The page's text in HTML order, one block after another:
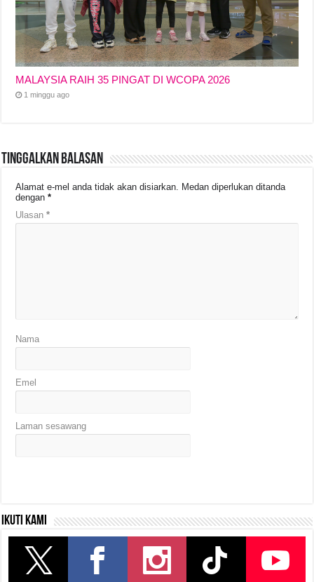
MALAYSIA RAIH 35 PINGAT DI WCOPA 2026
1 minggu ago
Tinggalkan Balasan
Alamat e-mel anda tidak akan disiarkan. Medan diperlukan ditanda
dengan*
Ulasan*
Nama
Emel
Laman sesawang
Ikuti kami